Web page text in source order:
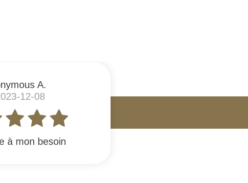
A.
12-08
à mon besoin